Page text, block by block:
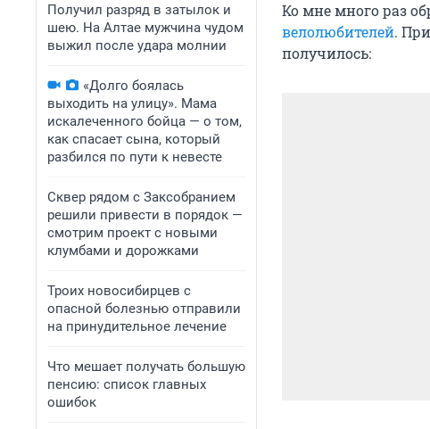
Получил разряд в затылок и
шею. На Алтае мужчина чудом
выжил после удара молнии
«Долго боялась
выходить на улицу». Мама
искалеченного бойца — о том,
как спасает сына, который
разбился по пути к невесте
Сквер рядом с Заксобранием
решили привести в порядок —
смотрим проект с новыми
клумбами и дорожками
Троих новосибирцев с
опасной болезнью отправили
на принудительное лечение
Что мешает получать большую
пенсию: список главных
ошибок
Ко мне много раз
велолюбителей.
получилось: